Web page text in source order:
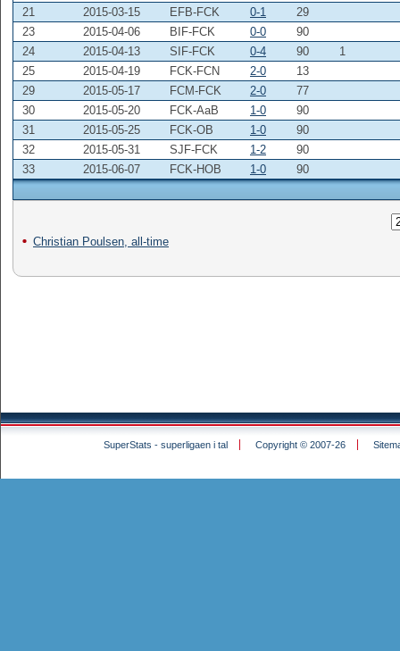
21
2015-03-15 EFB-FCK 0-1
29
23
2015-04-06 BIF-FCK 0-0
90
24
2015-04-13 SIF-FCK 0-4 90
1
25
2015-04-19 FCK-FCN 2-0
13
29
2015-05-17 FCM-FCK 2-0
77
30
2015-05-20 FCK-AaB 1-0
90
31
2015-05-25 FCK-OB 1-0
90
32
2015-05-31 SJF-FCK 1-2
90
33
2015-06-07 FCK-HOB 1-0 90
Christian Poulsen, all-time
SuperStats - superligaen i tal Copyright © 2007-26